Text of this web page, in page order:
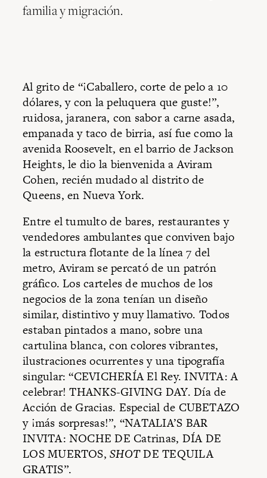
familia y migración.
Al grito de “¡Caballero, corte de pelo a 10
dólares, y con la peluquera que guste!”,
ruidosa, jaranera, con sabor a carne asada,
empanada y taco de birria, así fue como la
avenida Roosevelt, en el barrio de Jackson
Heights, le dio la bienvenida a Aviram
Cohen, recién mudado al distrito de
Queens, en Nueva York.
Entre el tumulto de bares, restaurantes y
vendedores ambulantes que conviven bajo
la estructura flotante de la línea 7 del
metro, Aviram se percató de un patrón
gráfico. Los carteles de muchos de los
negocios de la zona tenían un diseño
similar, distintivo y muy llamativo. Todos
estaban pintados a mano, sobre una
cartulina blanca, con colores vibrantes,
ilustraciones ocurrentes y una tipografía
singular: “CEVICHERÍA El Rey. INVITA: A
celebrar! THANKS-GIVING DAY. Día de
Acción de Gracias. Especial de CUBETAZO
y ¡más sorpresas!”, “NATALIA’S BAR
INVITA: NOCHE DE Catrinas, DÍA DE
LOS MUERTOS,SHOTDE TEQUILA
GRATIS”.